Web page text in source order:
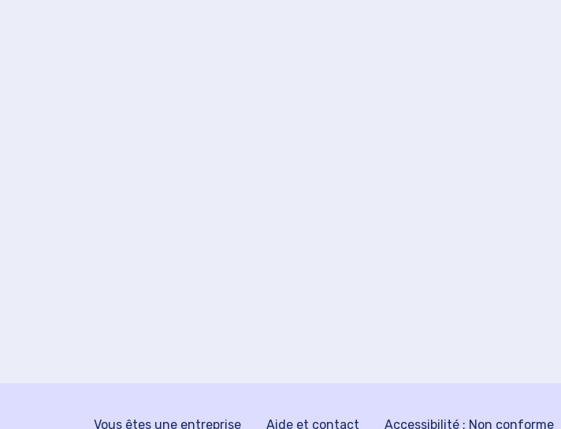
Vous êtes une entreprise Aide et contact Accessibilité : Non conforme